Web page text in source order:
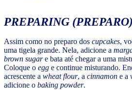
PREPARING
Assim como no preparo dos cupcakes,
uma tigela grande. Nela, adicione a
brown sugare bata até chegar a uma
Coloque o egg e continue misturando.
acrescente a wheat flour, a cinnamon e a
adicione o baking powder.